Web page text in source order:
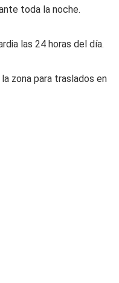
toda la noche.
las 24 horas del día.
la zona para traslados en